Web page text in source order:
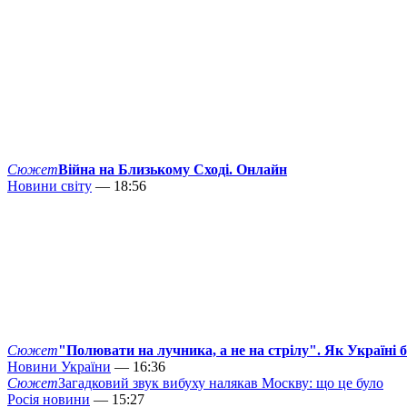
СюжетВійна на Близькому Сході. Онлайн
Новини світу — 18:56
Сюжет"Полювати на лучника, а не на стрілу". Як Україні
Новини України — 16:36
СюжетЗагадковий звук вибуху налякав Москву: що це було
Росія новини — 15:27